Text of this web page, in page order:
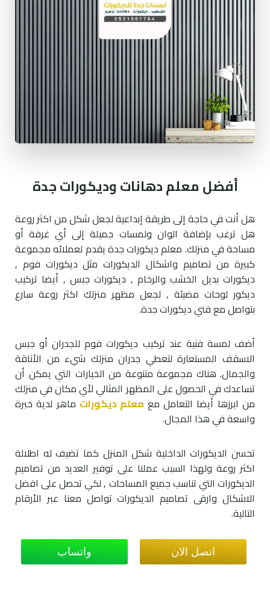
أفضل معلم دهانات وديكورات جدة
هل أنت في حاجة إلى طريقة إبداعية لجعل شكل من اكثر روعة
هل ترغب بإضافة الوان ولمسات جميلة إلى أي غرفة أو
مساحة في منزلك. معلم ديكورات جدة يقدم لعملائه مجموعة
كبيرة من تصاميم واشكال الديكورات مثل ديكورات فوم ,
ديكورات بديل الخشب والرخام , ديكورات جبس , أيضا تركيب
ديكور لوحات مضيئة , لجعل مظهر منزلك اكثر روعة سارع
بتواصل مع فني ديكورات جدة.
أضف لمسة فنية عند تركيب ديكورات فوم للجدران أو جبس
الاسقف المستعارة لتعطي جدران منزلك شيء من الأناقة
والجمال. هناك مجموعة متنوعة من الخيارات التي يمكن أن
تساعدك في الحصول على المظهر المثالي لأي مكان في منزلك
من ابرزها أيضا التعامل مع معلم ديكورات ماهر لدية خبرة
واسعة في هذا المجال.
تحسن الديكورات الداخلية شكل المنزل كما تضيف له اطلالة
اكثر روعة ولهذا السبب عملنا على توفير العديد من تصاميم
الديكورات التي تناسب جميع المساحات , لكي تحصل على افضل
الاشكال وارقى تصاميم الديكورات تواصل معنا عبر الأرقام
التالية.
اتصل الان واتساب